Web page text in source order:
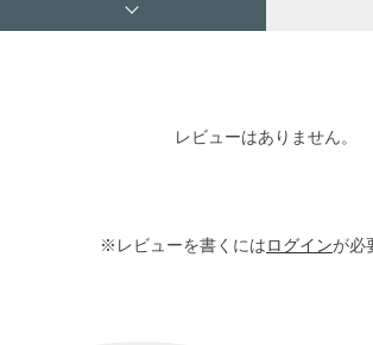
レビューはありません。
※レビューを書くにはログインが必